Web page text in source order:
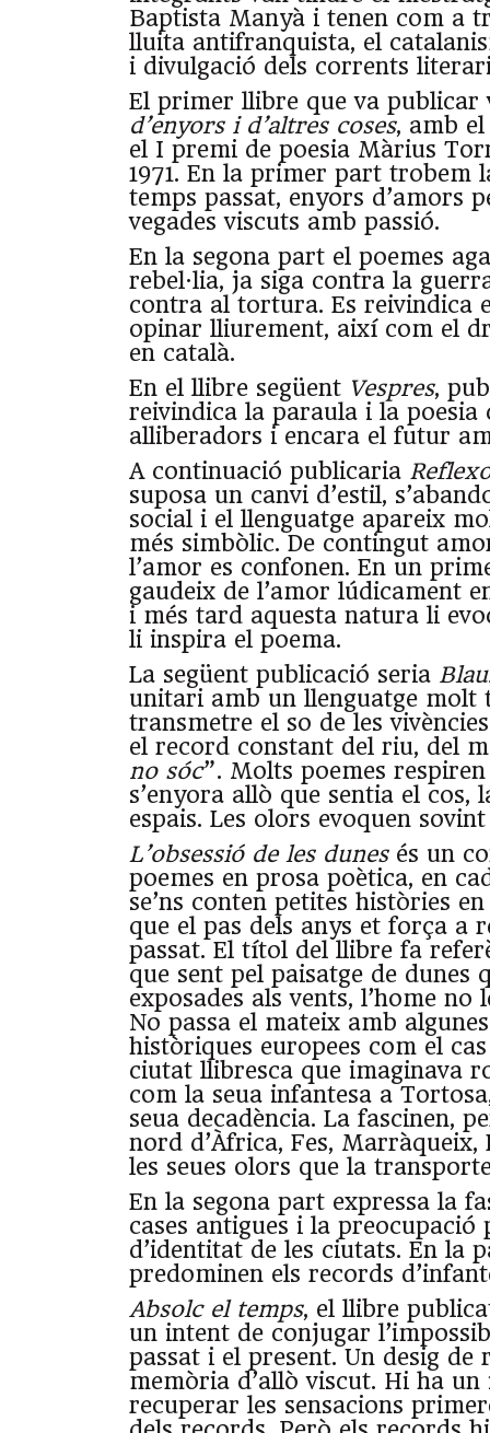
Baptista Manyà i tenen com a
lluita antifranquista, el
i divulgació dels corrents
El primer llibre que va publicar
d’enyors i d’altres coses, amb
el I premi de poesia Màrius
1971. En la primer part trobem
temps passat, enyors d’amors
vegades viscuts amb passió.
En la segona part el poemes
rebel·lia, ja siga contra la
contra al tortura. Es reivindica
opinar lliurement, així com el
en català.
En el llibre següent Vespres,
reivindica la paraula i la poesia
alliberadors i encara el futur
A continuació publicaria
suposa un canvi d’estil,
social i el llenguatge apareix
més simbòlic. De contingut
l’amor es confonen. En un
gaudeix de l’amor lúdicament
i més tard aquesta natura li
li inspira el poema.
La següent publicació seria
unitari amb un llenguatge molt
transmetre el so de les
el record constant del riu, del
no sóc”. Molts poemes
s’enyora allò que sentia el cos,
espais. Les olors evoquen
L’obsessió de les dunes és un
poemes en prosa poètica, en
se’ns conten petites històries
que el pas dels anys et força a
passat. El títol del llibre fa
que sent pel paisatge de dunes
exposades als vents, l’home
No passa el mateix amb
històriques europees com el
ciutat llibresca que imaginava
com la seua infantesa a
seua decadència. La fascinen,
nord d’Àfrica, Fes, Marràqueix,
les seues olors que la
En la segona part expressa la
cases antigues i la preocupació
d’identitat de les ciutats. En la
predominen els records
Absolc el temps, el llibre
un intent de conjugar
passat i el present. Un desig de
memòria d’allò viscut. Hi ha un
recuperar les sensacions